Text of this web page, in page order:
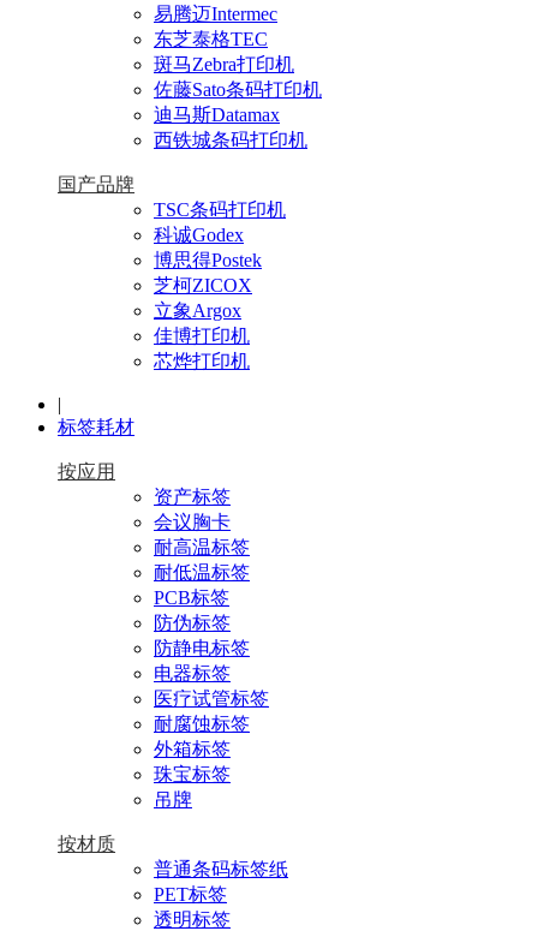
易腾迈Intermec
东芝泰格TEC
斑马Zebra打印机
佐藤Sato条码打印机
迪马斯Datamax
西铁城条码打印机
国产品牌
TSC条码打印机
科诚Godex
博思得Postek
芝柯ZICOX
立象Argox
佳博打印机
芯烨打印机
|
标签耗材
按应用
资产标签
会议胸卡
耐高温标签
耐低温标签
PCB标签
防伪标签
防静电标签
电器标签
医疗试管标签
耐腐蚀标签
外箱标签
珠宝标签
吊牌
按材质
普通条码标签纸
PET标签
透明标签